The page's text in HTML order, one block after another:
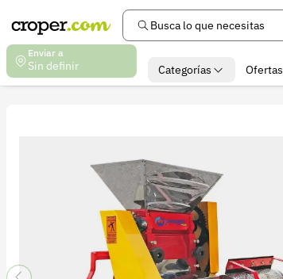
Busca lo que necesitas
Enviar a
Sin definir Categorías Ofertas